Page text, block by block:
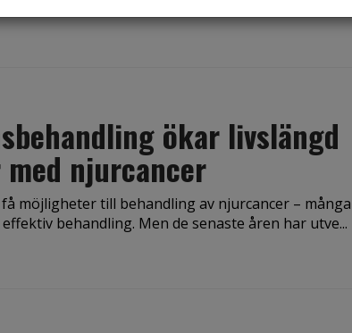
ökar livslängd
njurcancer
möjligheter till behandling av njurcancer – många
behandling. Men de senaste åren har utve...